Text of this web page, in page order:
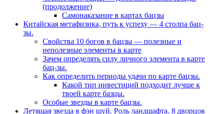
(продолжение)
Самонаказание в картах бацзы
Китайская метафизика, путь к успеху — 4 столпа бац-
зы.
Свойства 10 богов в бацзы — полезные и
неполезные элементы в карте
Зачем определять силу личного элемента в карте
бац-зы.
Как определить периоды удачи по карте бацзы.
Какой тип инвестиций подходит лучше к
твоей карте базцы.
Особые звезды в карте бацзы.
Летящая звезда в фэн шуй. Роль ландшафта. 8 дворцов